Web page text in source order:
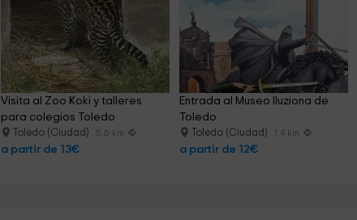
Visita al Zoo Koki y talleres
para colegios Toledo
Toledo (Ciudad) 5.6 km
a partir de 13€
Entrada al Museo Iluziona de
Toledo
Toledo (Ciudad) 1.4 km
a partir de 12€